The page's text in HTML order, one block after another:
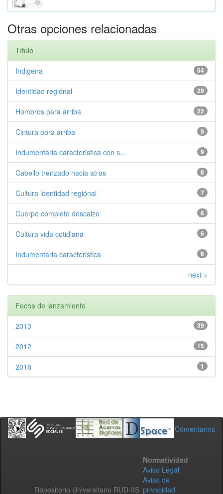
Otras opciones relacionadas
Título
54
Indigena
29
Identidad regiónal
22
Hombros para arriba
9
Cintura para arriba
9
Indumentaria caracteristica con s...
8
Cabello trenzado hacia atras
7
Cultura identidad regiónal
6
Cuerpo completo descalzo
6
Cultura vida cotidiana
6
Indumentaria caracteristica
next >
Fecha de lanzamiento
39
2013
15
2012
1
2018
Comentarios
Repositorio Universitario RUD-IIS
Normatividad
Aviso Legal
Aviso de
privacidad